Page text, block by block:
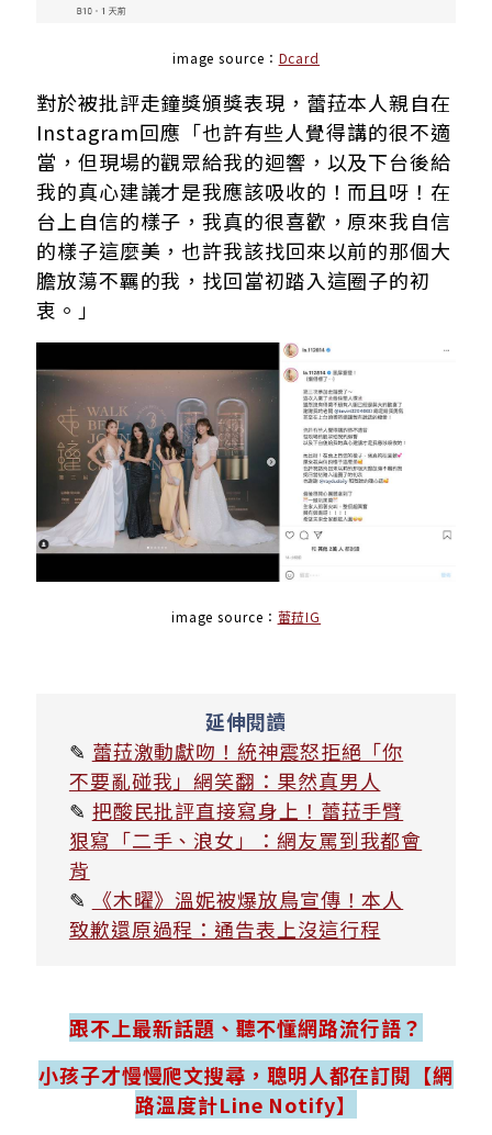
image source： Dcard
對於被批評走鐘獎頒獎表現，蕾菈本人親自在
Instagram回應「也許有些人覺得講的很不適
當，但現場的觀眾給我的迴響，以及下台後給
我的真心建議才是我應該吸收的！而且呀！在
台上自信的樣子，我真的很喜歡，原來我自信
的樣子這麼美，也許我該找回來以前的那個大
膽放蕩不羈的我，找回當初踏入這圈子的初
衷。」
image source： 蕾菈IG
延伸閱讀
✎ 蕾菈激動獻吻！統神震怒拒絕「你
不要亂碰我」網笑翻：果然真男人
✎ 把酸民批評直接寫身上！蕾菈手臂
狠寫「二手、浪女」：網友罵到我都會
背
✎
《木曜》溫妮被爆放鳥宣傳！本人
致歉還原過程：通告表上沒這行程
跟不上最新話題、聽不懂網路流行語？
小孩子才慢慢爬文搜尋，聰明人都在訂閱【網
路溫度計Line Notify】